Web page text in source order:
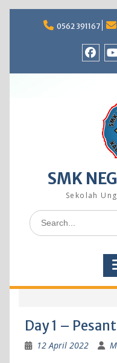
0562 391167
SMK
Sekolah
Search
for:
Day 1 –
12 April 2022